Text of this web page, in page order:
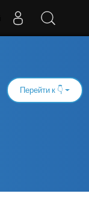
Перейти к 👇